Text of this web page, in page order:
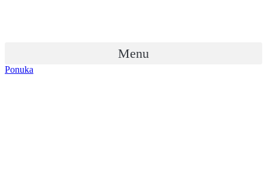
Menu
Ponuka